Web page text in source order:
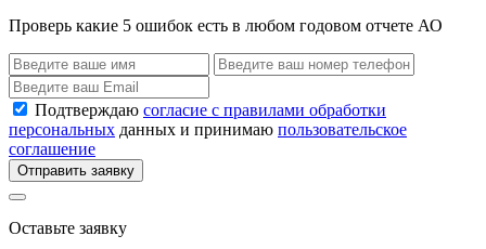
Проверь какие 5 ошибок есть в любом годовом отчете АО
Подтверждаю согласие с правилами обработки
персональных данных и принимаю пользовательское
соглашение
Отправить заявку
Оставьте заявку